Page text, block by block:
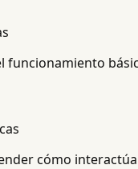
funcionamiento
cómo